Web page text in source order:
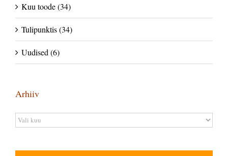
Kuu toode (34)
Tulipunktis (34)
Uudised (6)
Arhiiv
Arhiiv